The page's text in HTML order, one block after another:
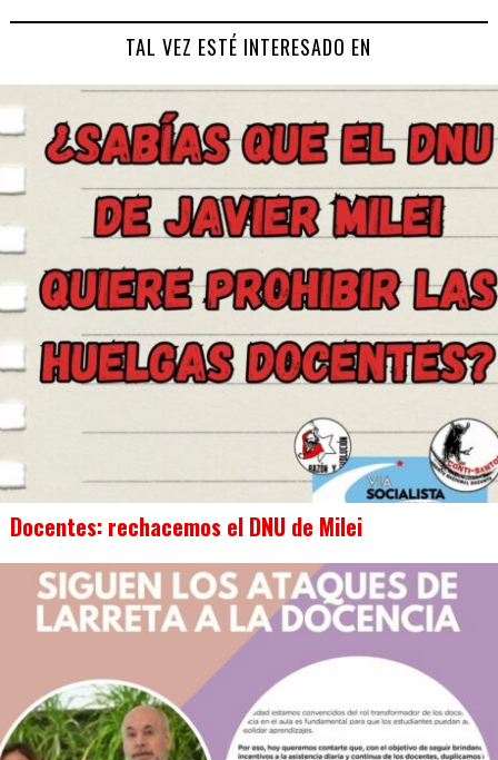
TAL VEZ ESTÉ INTERESADO EN
Docentes: rechacemos el DNU de Milei